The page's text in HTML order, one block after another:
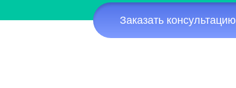
Заказать консультацию